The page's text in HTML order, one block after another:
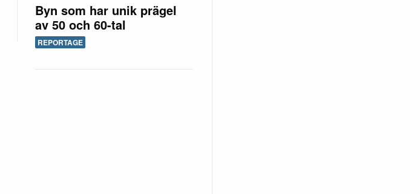
Byn som har unik prägel
av 50 och 60-tal
REPORTAGE